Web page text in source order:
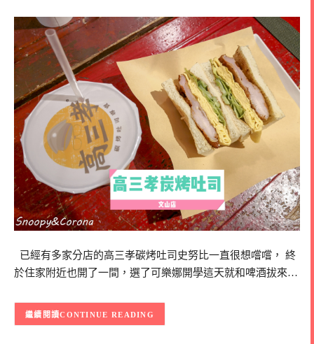
已經有多家分店的高三孝碳烤吐司史努比一直很想嚐嚐， 終
於住家附近也開了一間，選了可樂娜開學這天就和啤酒拔來…
CONTINUE READING